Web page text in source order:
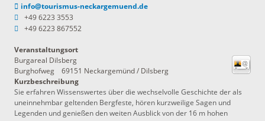
info@tourismus-neckargemuend.de
+49 6223 3553
+49 6223 867552
Veranstaltungsort
Burgareal Dilsberg
Burghofweg
69151 Neckargemünd / Dilsberg
Kurzbeschreibung
Sie erfahren Wissenswertes über die wechselvolle Geschichte der als
uneinnehmbar geltenden Bergfeste, hören kurzweilige Sagen und
Legenden und genießen den weiten Ausblick von der 16 m hohen